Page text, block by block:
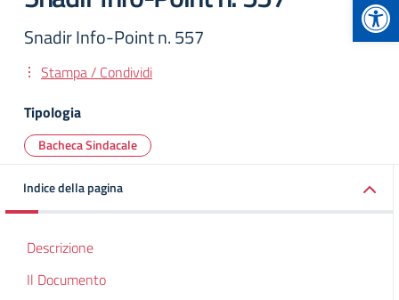
Snadir Info-Point n. 557
Stampa / Condividi
Tipologia
Bacheca Sindacale
Indice della pagina
Descrizione
Il Documento